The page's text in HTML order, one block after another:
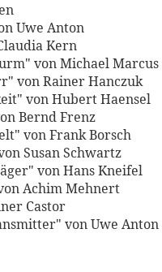
Uwe Anton
Kern
von Michael
von Rainer Hanczuk
von Hubert Haensel
Bernd Frenz
von Frank Borsch
Susan Schwartz
von Hans Kneifel
Achim Mehnert
Castor
von Uwe Anton